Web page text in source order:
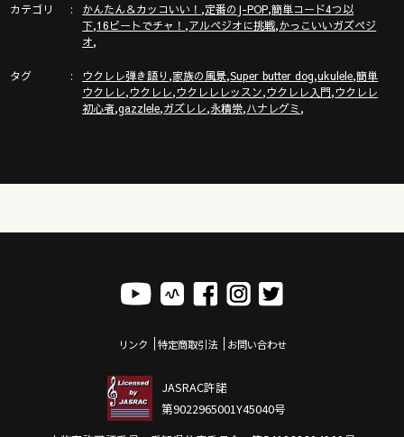
ガズレレホームページ
http://www.gazzlele.com/
「ガズトーク！」新チャンネルURL
https://www.youtube.com/channel/UC8YUGZF76p-
カテゴリ かんたん＆カッコいい！ ,定番のJ-POP,簡単コード4つ以
下,16ビートでチャ！ ,アルペジオに挑戦,かっこいいガズペジ
オ,
タグ ウクレレ弾き語り ,家族の風景,Super butter dog,ukulele,簡単
ウクレレ,ウクレレ,ウクレレレッスン,ウクレレ入門,ウクレレ
初心者,gazzlele,ガズレレ,永積崇,ハナレグミ,
リンク 特定商取引法 お問い合わせ
JASRAC許諾
第9022965001Y45040号